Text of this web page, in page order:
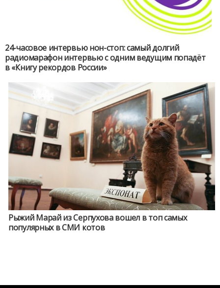
24-часовое интервью нон-стоп: самый долгий
радиомарафон интервью с одним ведущим попадёт
в «Книгу рекордов России»
Рыжий Марай из Серпухова вошел в топ самых
популярных в СМИ котов